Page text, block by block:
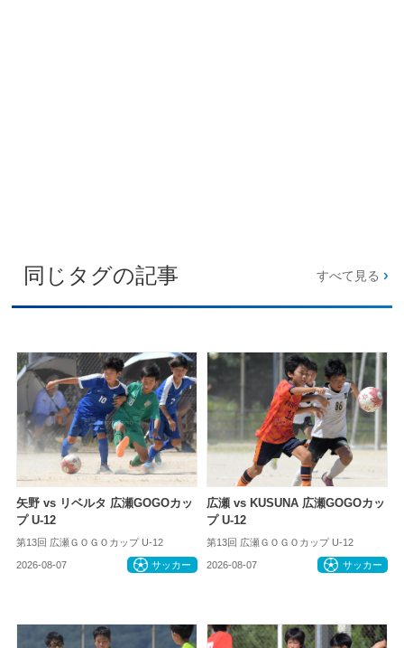
同じタグの記事 すべて見る
矢野 vs リベルタ 広瀬GOGOカッ
プ U-12
第13回 広瀬ＧＯＧＯカップ U-12
2026-08-07 サッカー
広瀬 vs KUSUNA 広瀬GOGOカッ
プ U-12
第13回 広瀬ＧＯＧＯカップ U-12
2026-08-07 サッカー